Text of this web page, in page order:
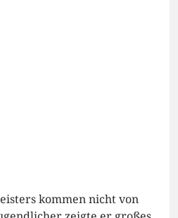
kommen nicht von